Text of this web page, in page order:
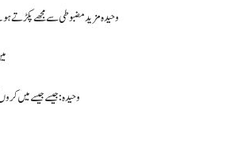
وحیدہ مزید مضبوطی سے مجھے پکڑتے
وحیدہ: جیسے جیسے میں